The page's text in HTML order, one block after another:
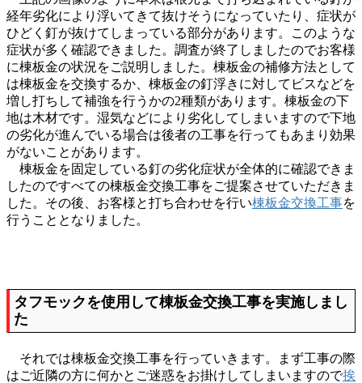
経年劣化により浮いてきて抜けそうになっていたり、症状が
ひどく釘が抜けてしまっている部分があります。このような
症状が多く確認できました。調査が終了しましたのでお客様
に棟板金の状況をご説明しました。棟板金の補修方法として
は棟板金を交換するか、棟板金の釘浮きに対してビスなどを
増し打ちして補強を行うかの2種類があります。棟板金の下
地は木材です。湿気などにより劣化してしまいますので下地
の劣化が進んでいる場合は後者の工事を行ってもあまり効果
がないことがあります。
棟板金を固定している釘の劣化症状が全体的に確認できま
したのですべての棟板金交換工事をご提案させていただきま
した。その後、お客様と打ち合わせを行い棟板金交換工事を
行うこととなりました。
タフモックを使用して棟板金交換工事を実施しまし
た
それでは棟板金交換工事を行っていきます。まず工事の際
はご近隣の方に何かとご迷惑をお掛けしてしまいますので挨